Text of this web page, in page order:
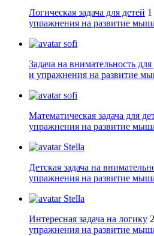
Логическая задача для детей 1
упражнения на развитие
sofi
Задача на внимательность для
и упражнения на развитие
sofi
Математическая задача для
упражнения на развитие
Stella
Детская задача на
упражнения на развитие
Stella
Интересная задача на логику 2
упражнения на развитие